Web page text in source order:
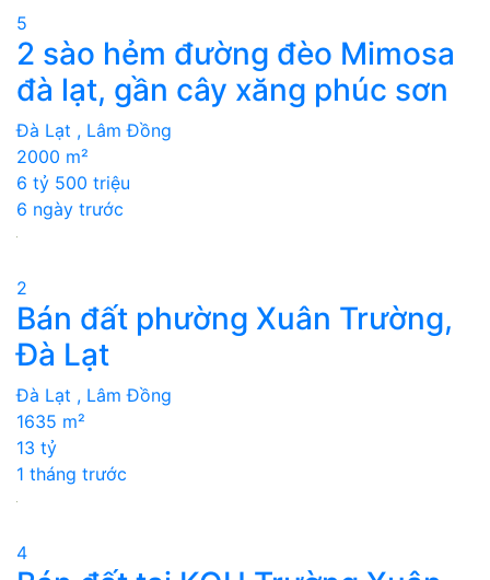
5
2 sào hẻm đường đèo Mimosa
đà lạt, gần cây xăng phúc sơn
Đà Lạt , Lâm Đồng
2000 m²
6 tỷ 500 triệu
6 ngày trước
2
Bán đất phường Xuân Trường,
Đà Lạt
Đà Lạt , Lâm Đồng
1635 m²
13 tỷ
1 tháng trước
4